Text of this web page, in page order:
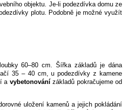
objektu. Je‑li podezdívka domu ze
plotu. Podobně je možné využít
60–80 cm. Šířka základů je dána
35 – 40 cm, u podezdívky z kamene
a vybetonovánízákladů pokračujeme od
uložení kamenů a jejich pokládání